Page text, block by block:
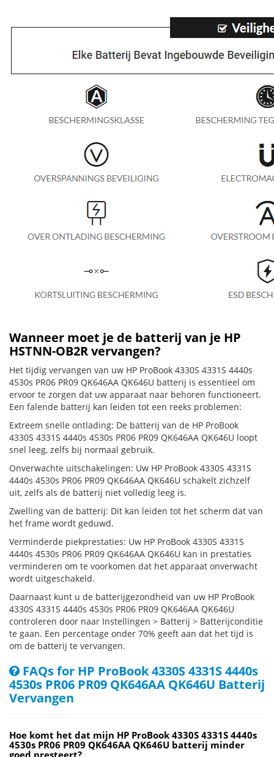
Wanneer moet je de batterij van je HP
HSTNN-OB2R vervangen?
Het tijdig vervangen van uw HP ProBook 4330S 4331S 4440s
4530s PR06 PR09 QK646AA QK646U batterij is essentieel om
ervoor te zorgen dat uw apparaat naar behoren functioneert.
Een falende batterij kan leiden tot een reeks problemen:
Extreem snelle ontlading: De batterij van de HP ProBook
4330S 4331S 4440s 4530s PR06 PR09 QK646AA QK646U loopt
snel leeg, zelfs bij normaal gebruik.
Onverwachte uitschakelingen: Uw HP ProBook 4330S 4331S
4440s 4530s PR06 PR09 QK646AA QK646U schakelt zichzelf
uit, zelfs als de batterij niet volledig leeg is.
Zwelling van de batterij: Dit kan leiden tot het scherm dat van
het frame wordt geduwd.
Verminderde piekprestaties: Uw HP ProBook 4330S 4331S
4440s 4530s PR06 PR09 QK646AA QK646U kan in prestaties
verminderen om te voorkomen dat het apparaat onverwacht
wordt uitgeschakeld.
Daarnaast kunt u de batterijgezondheid van uw HP ProBook
4330S 4331S 4440s 4530s PR06 PR09 QK646AA QK646U
controleren door naar Instellingen > Batterij > Batterijconditie
te gaan. Een percentage onder 70% geeft aan dat het tijd is
om de batterij te vervangen.
FAQs for HP ProBook 4330S 4331S 4440s
4530s PR06 PR09 QK646AA QK646U Batterij
Vervangen
Hoe komt het dat mijn HP ProBook 4330S 4331S 4440s
4530s PR06 PR09 QK646AA QK646U batterij minder
goed presteert?